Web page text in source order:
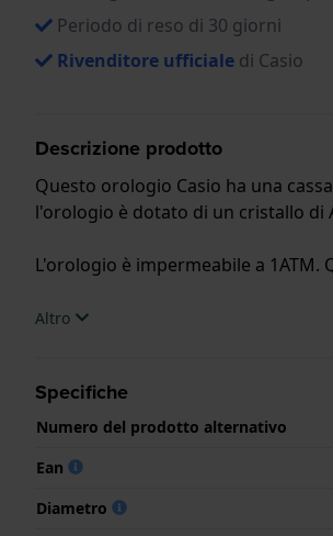
Periodo di reso di 30 giorni
Rivenditore ufficiale di Casio
Descrizione prodotto
Questo orologio Casio ha una
l'orologio è dotato di un cristallo di
L'orologio è impermeabile a
.Altro
Specifiche
Numero del prodotto alternativo
Ean
Diametro